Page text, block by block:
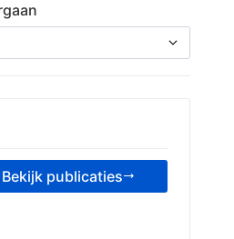
Bekijk publicaties